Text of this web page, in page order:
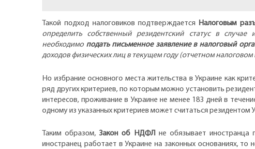
Такой подход налоговиков подтверждается Налоговым
определить собственный резидентский статус в
необходимо подать письменное заявление в налоговый
доходов физических лиц в текущем году (отчетном
Но избрание основного места жительства в Украине как
ряд других критериев, по которым можно установить
интересов, проживание в Украине не менее 183 дней в
одному из указанных критериев может считаться
Таким образом,Закон об НДФЛне обязывает иностранца
иностранец работает в Украине на законных основаниях, то